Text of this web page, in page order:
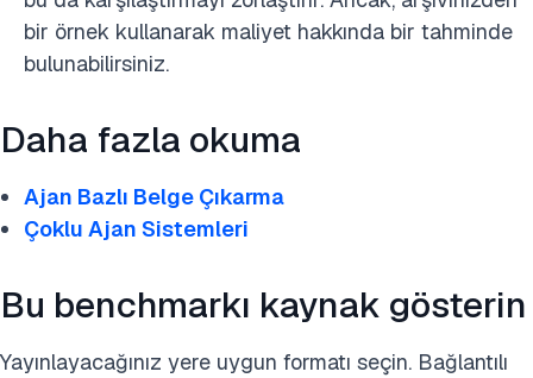
bir örnek kullanarak maliyet hakkında bir tahminde
bulunabilirsiniz.
Daha fazla okuma
Ajan Bazlı Belge Çıkarma
Çoklu Ajan Sistemleri
Bu benchmarkı kaynak gösterin
Yayınlayacağınız yere uygun formatı seçin. Bağlantılı